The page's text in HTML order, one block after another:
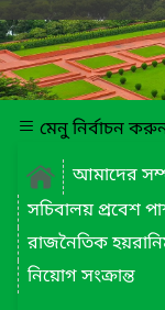
মেনু নির্বাচন
আমাদের
সচিবালয় প্রবেশ
রাজনৈতিক
নিয়োগ সংক্রান্ত